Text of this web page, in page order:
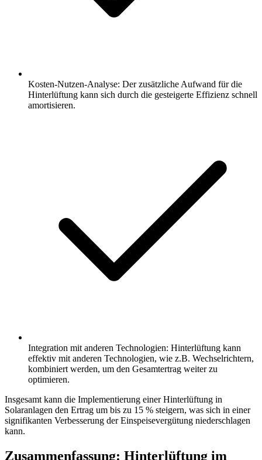
Kosten-Nutzen-Analyse: Der zusätzliche Aufwand für die
Hinterlüftung kann sich durch die gesteigerte Effizienz schnell
amortisieren.
Integration mit anderen Technologien: Hinterlüftung kann
effektiv mit anderen Technologien, wie z.B. Wechselrichtern,
kombiniert werden, um den Gesamtertrag weiter zu
optimieren.
Insgesamt kann die Implementierung einer Hinterlüftung in
Solaranlagen den Ertrag um bis zu 15 % steigern, was sich in einer
signifikanten Verbesserung der Einspeisevergütung niederschlagen
kann.
Zusammenfassung: Hinterlüftung im